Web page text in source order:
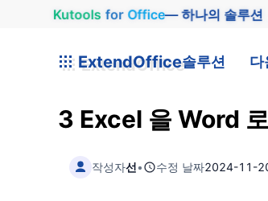
Kutools for Office— 하나의 솔루션
ExtendOffice솔루션 다
3 Excel 을 Word
작성자선• 수정 날짜2024-11-